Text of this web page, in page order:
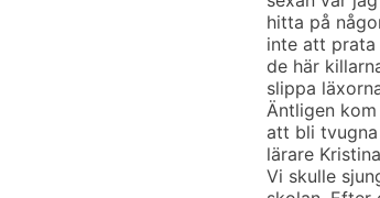
hitta på
inte att prata
de här
slippa
Äntligen
att bli tvugna
lärare
Vi skulle